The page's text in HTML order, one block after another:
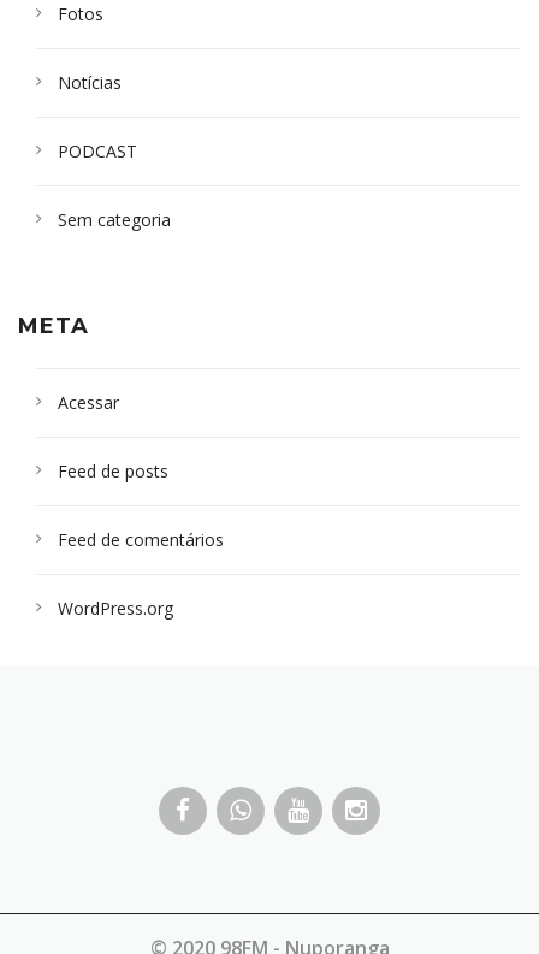
Fotos
Notícias
PODCAST
Sem categoria
META
Acessar
Feed de posts
Feed de comentários
WordPress.org
© 2020 98FM - Nuporanga